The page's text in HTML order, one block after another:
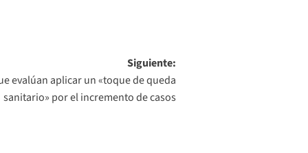
Siguiente:
evalúan aplicar un «toque de queda
sanitario» por el incremento de casos